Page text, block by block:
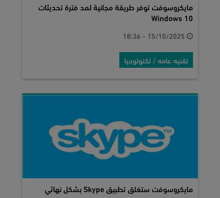
مايكروسوفت توفر طريقة مجانية لمد فترة تحديثات
Windows 10
تقنيه عامه / تكنولوجيا
مايكروسوفت ستغلق تطبيق Skype بشكل نهائي